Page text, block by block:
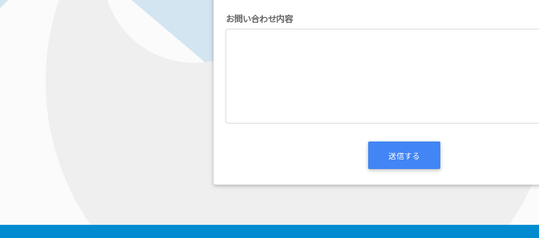
お問い合わせ内容
送信する